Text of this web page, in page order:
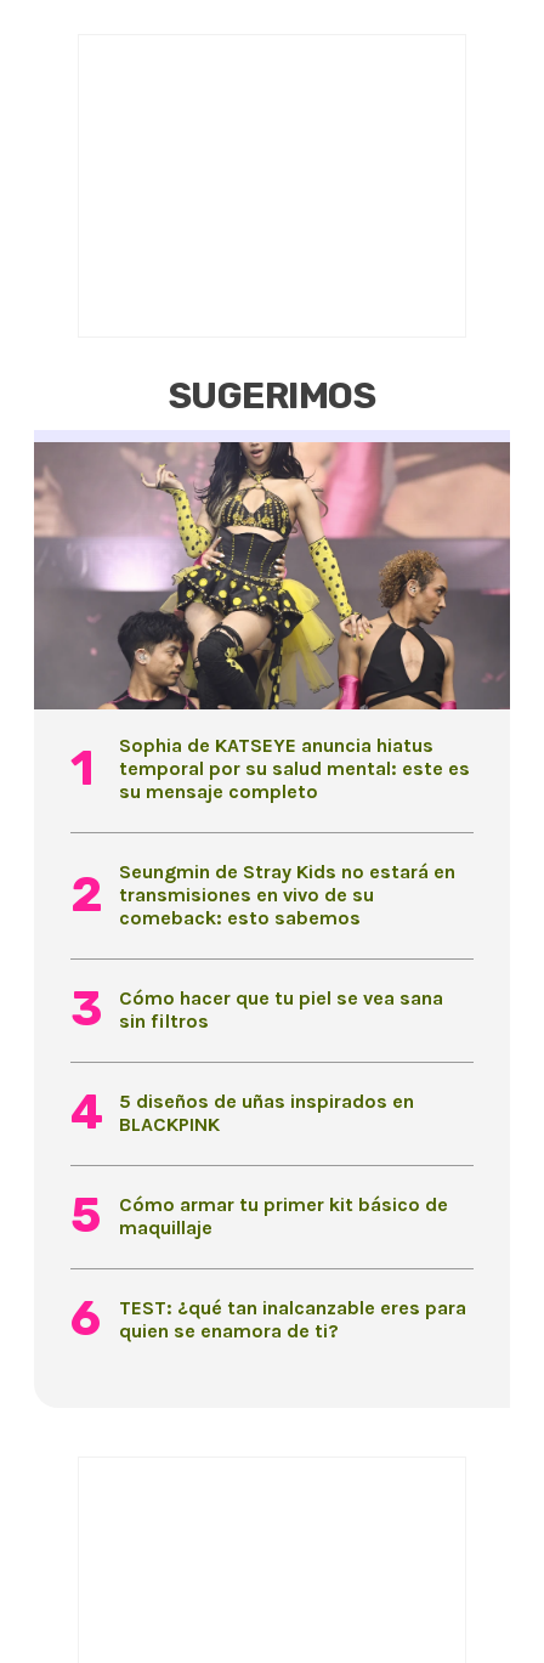
SUGERIMOS
Sophia de KATSEYE anuncia hiatus
temporal por su salud mental: este es
su mensaje completo
Seungmin de Stray Kids no estará en
transmisiones en vivo de su
comeback: esto sabemos
Cómo hacer que tu piel se vea sana
sin filtros
5 diseños de uñas inspirados en
BLACKPINK
Cómo armar tu primer kit básico de
maquillaje
TEST: ¿qué tan inalcanzable eres para
quien se enamora de ti?